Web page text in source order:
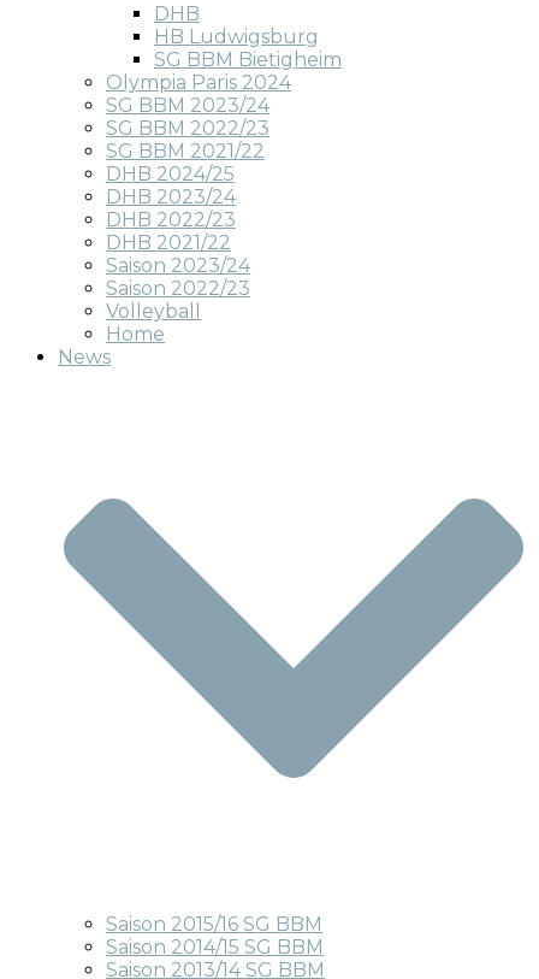
DHB
HB Ludwigsburg
SG BBM Bietigheim
Olympia Paris 2024
SG BBM 2023/24
SG BBM 2022/23
SG BBM 2021/22
DHB 2024/25
DHB 2023/24
DHB 2022/23
DHB 2021/22
Saison 2023/24
Saison 2022/23
Volleyball
Home
News
Saison 2015/16 SG BBM
Saison 2014/15 SG BBM
Saison 2013/14 SG BBM